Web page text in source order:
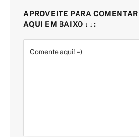
APROVEITE PARA
AQUI EM BAIXO ↓↓: